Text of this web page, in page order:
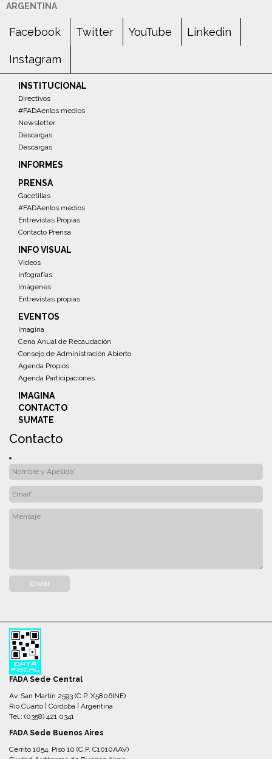
ARGENTINA
Facebook Twitter YouTube Linkedin
Instagram
INSTITUCIONAL
Directivos
#FADAenlos medios
Newsletter
Descargas
Descargas
INFORMES
PRENSA
Gacetillas
#FADAenlos medios
Entrevistas Propias
Contacto Prensa
INFO VISUAL
Videos
Infografías
Imágenes
Entrevistas propias
EVENTOS
Imagina
Cena Anual de Recaudación
Consejo de Administración Abierto
Agenda Propios
Agenda Participaciones
IMAGINA
CONTACTO
SUMATE
Contacto
FADA Sede Central
Av. San Martín 2593 (C.P. X5806INE)
Río Cuarto | Córdoba | Argentina
Tel.: (0358) 421 0341
FADA Sede Buenos Aires
Cerrito 1054, Piso 10 (C.P. C1010AAV)